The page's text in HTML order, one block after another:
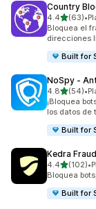
Country
4.4de 5(63)
63 reseñas
•
Bloquea el
direcciones
Built for
NoSpy ‑
4.8de 5(54)
54 reseñas
•
¡Bloquea
los datos de
Built for
Kedra
4.4de 5(102)
102 reseñas
•
Bloquea
Built for